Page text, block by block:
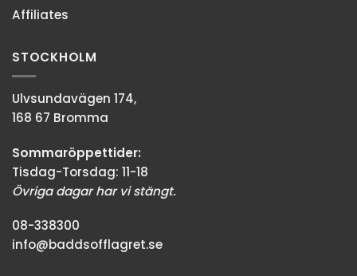
Affiliates
STOCKHOLM
Ulvsundavägen 174,
168 67 Bromma
Sommaröppettider:
Tisdag-Torsdag: 11-18
Övriga dagar har vi stängt.
08-338300
info@baddsofflagret.se